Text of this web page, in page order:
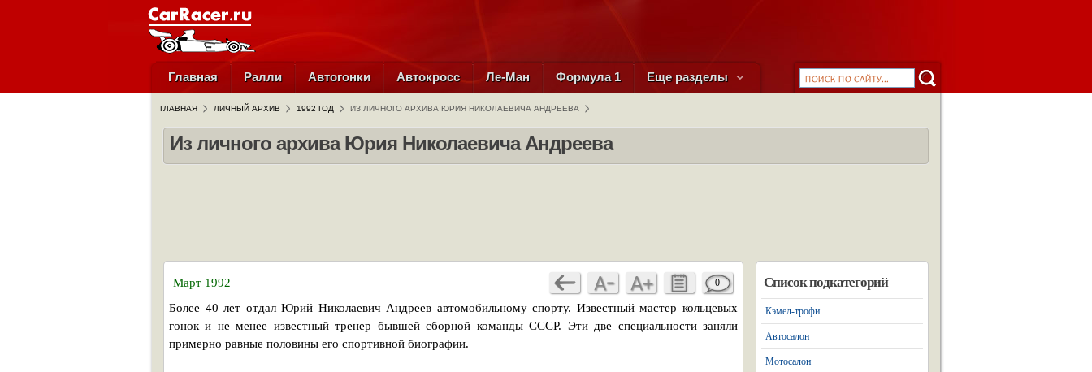
Главная Ралли Автогонки Автокросс Ле-Ман Формула 1 Еще разделы
ГЛАВНАЯ ЛИЧНЫЙ АРХИВ 1992 ГОД ИЗ ЛИЧНОГО АРХИВА ЮРИЯ НИКОЛАЕВИЧА АНДРЕЕВА
Из личного архива Юрия Николаевича Андреева
Март 1992 0
Более 40 лет отдал Юрий Николаевич Андреев автомобильному спорту. Известный мастер кольцевых
гонок и не менее известный тренер бывшей сборной команды СССР. Эти две специальности заняли
примерно равные половины его спортивной биографии.
Список подкатегорий
Кэмел-трофи
Автосалон
Мотосалон